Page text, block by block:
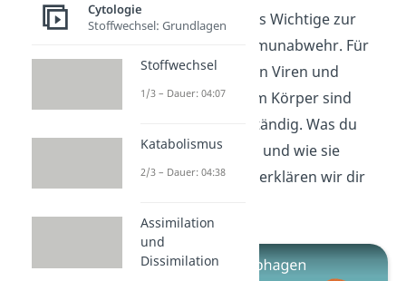
Jetzt kennst du alles Wichtige zur
unspezifischen Immunabwehr. Für
die Vernichtung von Viren und
Bakterien in deinem Körper sind
zuständig. Was du
darunter verstehst und wie sie
funktionieren, das erklären wir dir
Cytologie
Stoffwechsel: Grundlagen
Stoffwechsel
1/3 – Dauer: 04:07
Katabolismus
2/3 – Dauer: 04:38
Assimilation
und
Dissimilation